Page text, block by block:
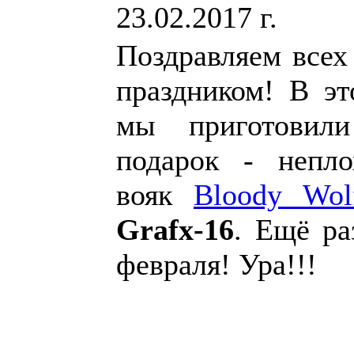
23.02.2017 г.
Поздравляем
праздником! В
мы
подарок -
вояк Bloody
Grafx-16. Ещё
февраля! Ура!!!